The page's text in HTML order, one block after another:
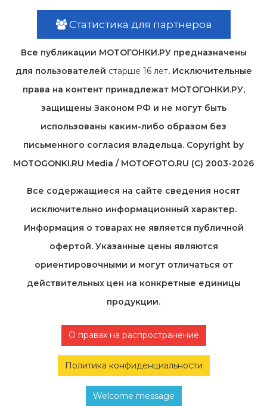
Статистика для партнеров
Все публикации МОТОГОНКИ.РУ предназначены
для пользователей старше 16 лет. Исключительные
права на контент принадлежат МОТОГОНКИ.РУ,
защищены Законом РФ и не могут быть
использованы каким-либо образом без
письменного согласия владельца. Copyright by
MOTOGONKI.RU Media / MOTOFOTO.RU (C) 2003-2026
Все содержащиеся на cайте сведения носят
исключительно информационный характер.
Информация о товарах не является публичной
офертой. Указанные цены являются
ориентировочными и могут отличаться от
действительных цен на конкретные единицы
продукции.
О правах на распространение
Политика конфиденциальности
Welcome message